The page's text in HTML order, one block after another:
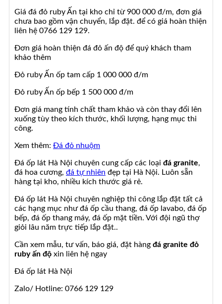
Giá đá đỏ ruby Ấn tại kho chỉ từ 900 000 đ/m, đơn giá
chưa bao gồm vận chuyển, lắp đặt. để có giá hoàn thiện
liên hệ 0766 129 129.
Đơn giá hoàn thiện đá đỏ ấn độ để quý khách tham
khảo thêm
Đỏ ruby Ấn ốp tam cấp 1 000 000 đ/m
Đỏ ruby Ấn ốp bếp 1 500 000 đ/m
Đơn giá mang tính chất tham khảo và còn thay đổi lên
xuống tùy theo kích thước, khối lượng, hạng mục thi
công.
Xem thêm: Đá đỏ nhuộm
Đá ốp lát Hà Nội chuyên cung cấp các loại đá granite,
đá hoa cương, đá tự nhiên đẹp tại Hà Nội. Luôn sẵn
hàng tại kho, nhiều kích thước giá rẻ.
Đá ốp lát Hà Nội chuyên nghiệp thi công lắp đặt tất cả
các hạng mục như đá ốp cầu thang, đá ốp lavabo, đá ốp
bếp, đá ốp thang máy, đá ốp mặt tiền. Với đội ngũ thợ
giỏi lâu năm trực tiếp lắp đặt..
Cần xem mẫu, tư vấn, báo giá, đặt hàng đá granite đỏ
ruby ấn độ xin liên hệ ngay
Đá ốp lát Hà Nội
Zalo/ Hotline: 0766 129 129